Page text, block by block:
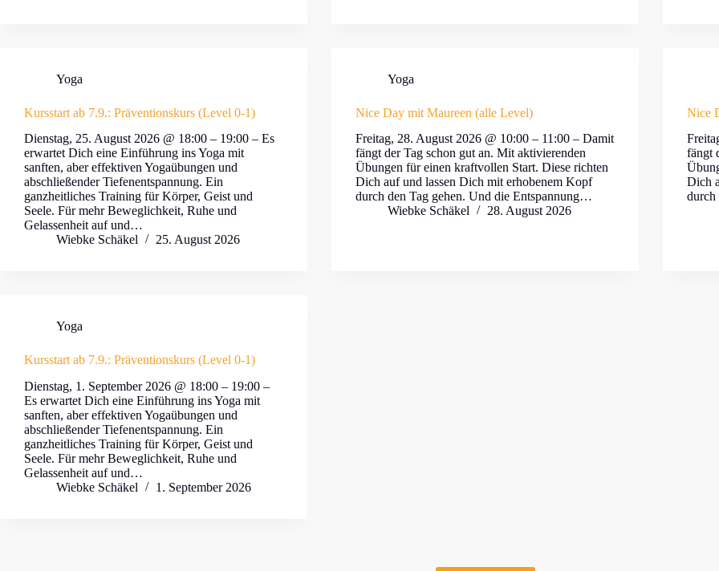
Yoga
Kursstart ab 7.9.: Präventionskurs (Level 0-1)
Dienstag, 25. August 2026 @ 18:00 – 19:00 – Es
erwartet Dich eine Einführung ins Yoga mit
sanften, aber effektiven Yogaübungen und
abschließender Tiefenentspannung. Ein
ganzheitliches Training für Körper, Geist und
Seele. Für mehr Beweglichkeit, Ruhe und
Gelassenheit auf und…
Wiebke Schäkel
25. August 2026
Yoga
Nice Day mit Maureen (alle Level)
Freitag, 28. August 2026 @ 10:00 – 11:00 – Damit
fängt der Tag schon gut an. Mit aktivierenden
Übungen für einen kraftvollen Start. Diese richten
Dich auf und lassen Dich mit erhobenem Kopf
durch den Tag gehen. Und die Entspannung…
Wiebke Schäkel
28. August 2026
Nice
fängt
Dich
Yoga
Kursstart ab 7.9.: Präventionskurs (Level 0-1)
Dienstag, 1. September 2026 @ 18:00 – 19:00 –
Es erwartet Dich eine Einführung ins Yoga mit
sanften, aber effektiven Yogaübungen und
abschließender Tiefenentspannung. Ein
ganzheitliches Training für Körper, Geist und
Seele. Für mehr Beweglichkeit, Ruhe und
Gelassenheit auf und…
Wiebke Schäkel
1. September 2026